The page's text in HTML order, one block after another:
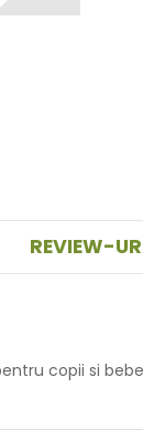
REVIEW-
copii si